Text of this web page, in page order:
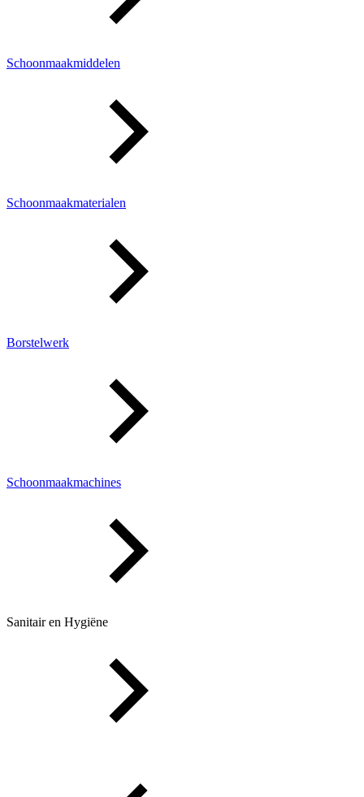
Schoonmaakmiddelen
Schoonmaakmaterialen
Borstelwerk
Schoonmaakmachines
Sanitair en Hygiëne